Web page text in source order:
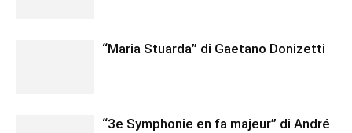
“Maria Stuarda” di Gaetano Donizetti
“3e Symphonie en fa majeur” di André